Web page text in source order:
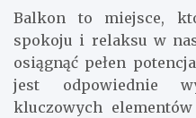
Balkon to miejsce,
spokoju i relaksu w
osiągnąć pełen
jest odpowiednie
kluczowych